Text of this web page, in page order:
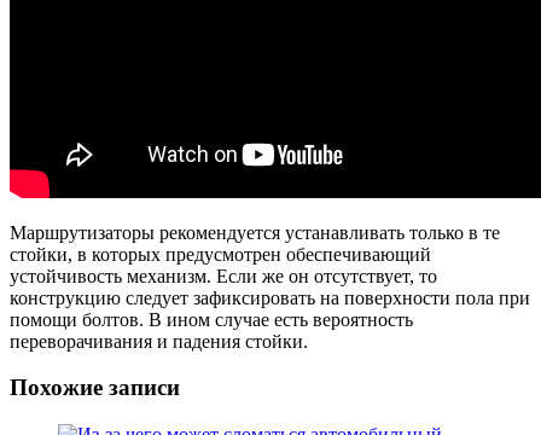
Маршрутизаторы рекомендуется устанавливать только в те
стойки, в которых предусмотрен обеспечивающий
устойчивость механизм. Если же он отсутствует, то
конструкцию следует зафиксировать на поверхности пола при
помощи болтов. В ином случае есть вероятность
переворачивания и падения стойки.
Похожие записи